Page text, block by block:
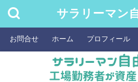
サラリーマン
お問合せ ホーム プロフィール